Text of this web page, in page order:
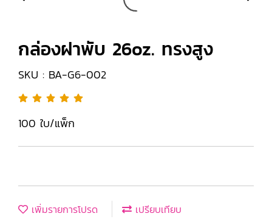
กล่องฝาพับ 26oz. ทรงสูง
SKU : BA-G6-002
100 ใบ/แพ็ก
เพิ่มรายการโปรด เปรียบเทียบ